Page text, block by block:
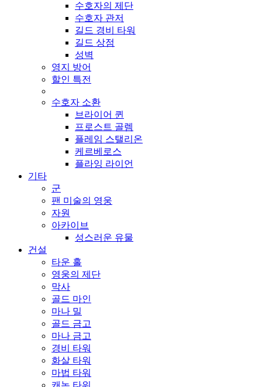
수호자의 제단
수호자 관저
길드 경비 타워
길드 상점
성벽
영지 방어
할인 특전
수호자 소환
브라이어 퀸
프로스트 골렘
플레임 스탤리온
케르베로스
플라잉 라이언
기타
군
팬 미술의 영웅
자원
아카이브
성스러운 유물
건설
타운 홀
영웅의 제단
막사
골드 마인
마나 밀
골드 금고
마나 금고
경비 타워
화살 타워
마법 타워